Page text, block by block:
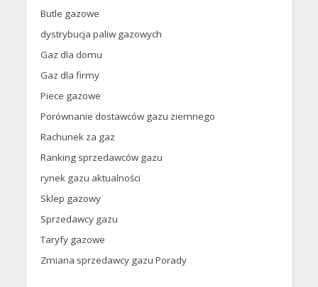
Butle gazowe
dystrybucja paliw gazowych
Gaz dla domu
Gaz dla firmy
Piece gazowe
Porównanie dostawców gazu ziemnego
Rachunek za gaz
Ranking sprzedawców gazu
rynek gazu aktualności
Sklep gazowy
Sprzedawcy gazu
Taryfy gazowe
Zmiana sprzedawcy gazu Porady